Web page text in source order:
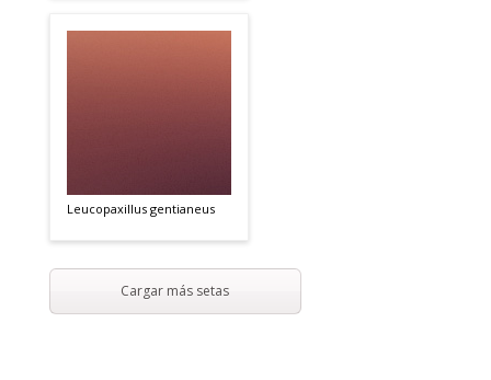
Leucopaxillus gentianeus
Cargar más setas